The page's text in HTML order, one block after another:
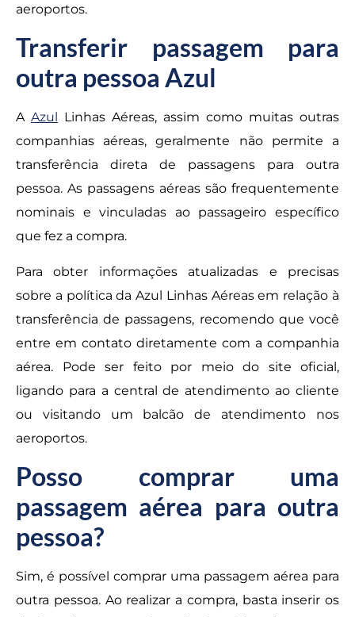
aeroportos.
Transferir passagem para
outra pessoa Azul
A Azul
Linhas Aéreas, assim como muitas outras
companhias aéreas, geralmente não permite a
transferência direta de passagens para outra
pessoa. As passagens aéreas são frequentemente
nominais e vinculadas ao passageiro específico
que fez a compra.
Para obter informações atualizadas e precisas
sobre a política da Azul Linhas Aéreas em relação à
transferência de passagens, recomendo que você
entre em contato diretamente com a companhia
aérea. Pode ser feito por meio do site oficial,
ligando para a central de atendimento ao cliente
ou visitando um balcão de atendimento nos
aeroportos.
Posso comprar uma
passagem aérea para outra
pessoa?
Sim, é possível comprar uma passagem aérea para
outra pessoa. Ao realizar a compra, basta inserir os